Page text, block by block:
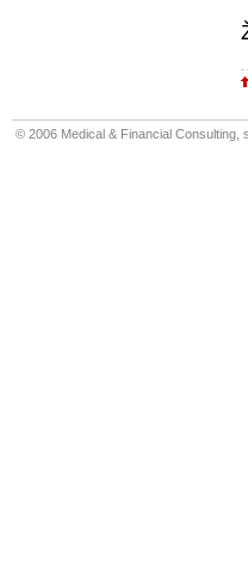
© 2006 Medical & Financial Consulting,